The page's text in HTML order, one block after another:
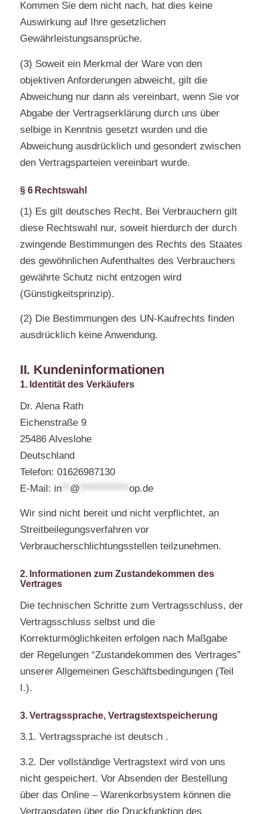
Kommen Sie dem nicht nach, hat dies keine
Auswirkung auf Ihre gesetzlichen
Gewährleistungsansprüche.
(3) Soweit ein Merkmal der Ware von den
objektiven Anforderungen abweicht, gilt die
Abweichung nur dann als vereinbart, wenn Sie vor
Abgabe der Vertragserklärung durch uns über
selbige in Kenntnis gesetzt wurden und die
Abweichung ausdrücklich und gesondert zwischen
den Vertragsparteien vereinbart wurde.
§ 6 Rechtswahl
(1) Es gilt deutsches Recht. Bei Verbrauchern gilt
diese Rechtswahl nur, soweit hierdurch der durch
zwingende Bestimmungen des Rechts des Staates
des gewöhnlichen Aufenthaltes des Verbrauchers
gewährte Schutz nicht entzogen wird
(Günstigkeitsprinzip).
(2) Die Bestimmungen des UN-Kaufrechts finden
ausdrücklich keine Anwendung.
II. Kundeninformationen
1. Identität des Verkäufers
Dr. Alena Rath
Eichenstraße 9
25486 Alveslohe
Deutschland
Telefon: 01626987130
E-Mail: in** @ op.de
Wir sind nicht bereit und nicht verpflichtet, an
Streitbeilegungsverfahren vor
Verbraucherschlichtungsstellen teilzunehmen.
2. Informationen zum Zustandekommen des
Vertrages
Die technischen Schritte zum Vertragsschluss, der
Vertragsschluss selbst und die
Korrekturmöglichkeiten erfolgen nach Maßgabe
der Regelungen “Zustandekommen des Vertrages”
unserer Allgemeinen Geschäftsbedingungen (Teil
I.).
3. Vertragssprache, Vertragstextspeicherung
3.1. Vertragssprache ist deutsch .
3.2. Der vollständige Vertragstext wird von uns
nicht gespeichert. Vor Absenden der Bestellung
über das Online – Warenkorbsystem können die
Vertragsdaten über die Druckfunktion des